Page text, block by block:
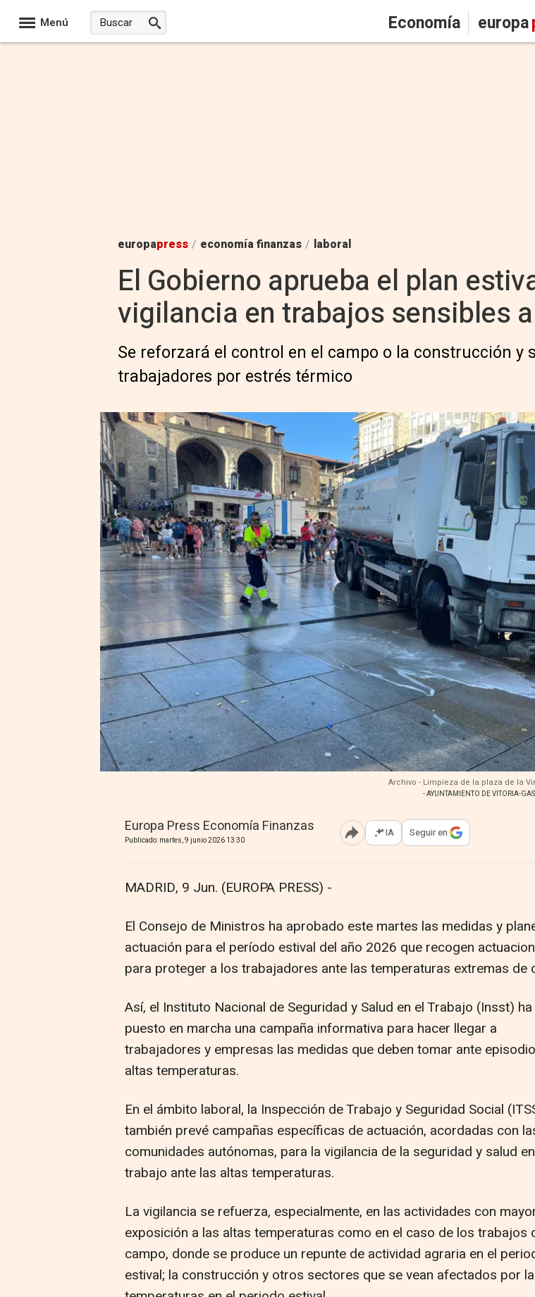
Menú Economía europa
europapress / economía finanzas / laboral
El Gobierno aprueba el plan
vigilancia en trabajos sensibles
Se reforzará el control en el campo o la construcción y
trabajadores por estrés térmico
Archivo - Limpieza de la plaza de la
- AYUNTAMIENTO DE VITORIA-
Europa Press Economía Finanzas
Publicado: martes, 9 junio 2026 13:30 Abrir opciones para compartir
IA Seguir en
MADRID, 9 Jun. (EUROPA PRESS) -
El Consejo de Ministros ha aprobado este martes las medidas y
actuación para el período estival del año 2026 que recogen
para proteger a los trabajadores ante las temperaturas extremas de
Así, el Instituto Nacional de Seguridad y Salud en el Trabajo (Insst) ha
puesto en marcha una campaña informativa para hacer llegar a
trabajadores y empresas las medidas que deben tomar ante
altas temperaturas.
En el ámbito laboral, la Inspección de Trabajo y Seguridad Social
también prevé campañas específicas de actuación, acordadas con
comunidades autónomas, para la vigilancia de la seguridad y salud
trabajo ante las altas temperaturas.
La vigilancia se refuerza, especialmente, en las actividades con
exposición a las altas temperaturas como en el caso de los trabajos
campo, donde se produce un repunte de actividad agraria en el
estival; la construcción y otros sectores que se vean afectados por